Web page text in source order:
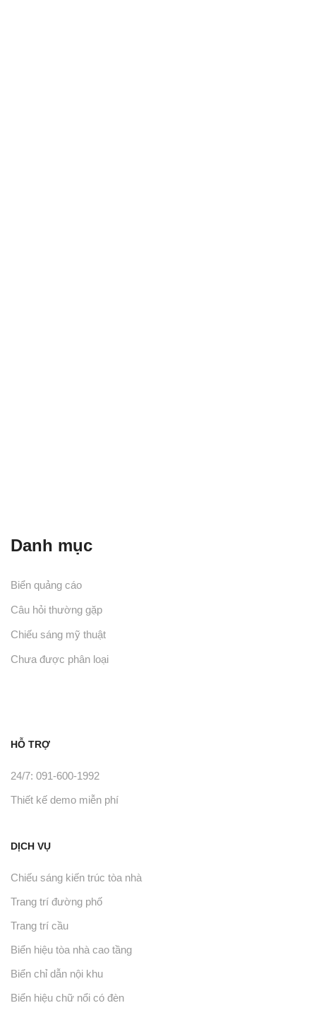
Danh mục
Biển quảng cáo
Câu hỏi thường gặp
Chiếu sáng mỹ thuật
Chưa được phân loại
HỖ TRỢ
24/7: 091-600-1992
Thiết kế demo miễn phí
DỊCH VỤ
Chiếu sáng kiến trúc tòa nhà
Trang trí đường phố
Trang trí cầu
Biển hiệu tòa nhà cao tầng
Biển chỉ dẫn nội khu
Biển hiệu chữ nổi có đèn